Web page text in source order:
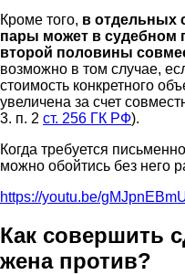
Кроме того, в отдельных
пары может в судебном
второй половины
возможно в том случае,
стоимость конкретного
увеличена за счет
3. п. 2 ст. 256 ГК РФ).
Когда требуется
можно обойтись без него
https://youtu.be/
Как совершить
жена против?